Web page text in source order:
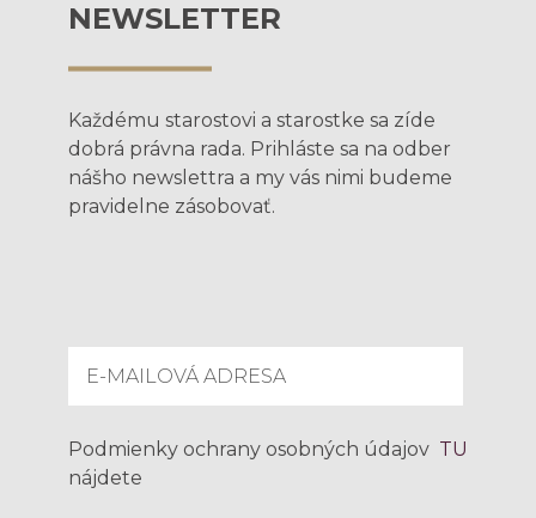
NEWSLETTER
Každému starostovi a starostke sa zíde
dobrá právna rada. Prihláste sa na odber
nášho newslettra a my vás nimi budeme
pravidelne zásobovať.
Podmienky ochrany osobných údajov
nájdete
TU